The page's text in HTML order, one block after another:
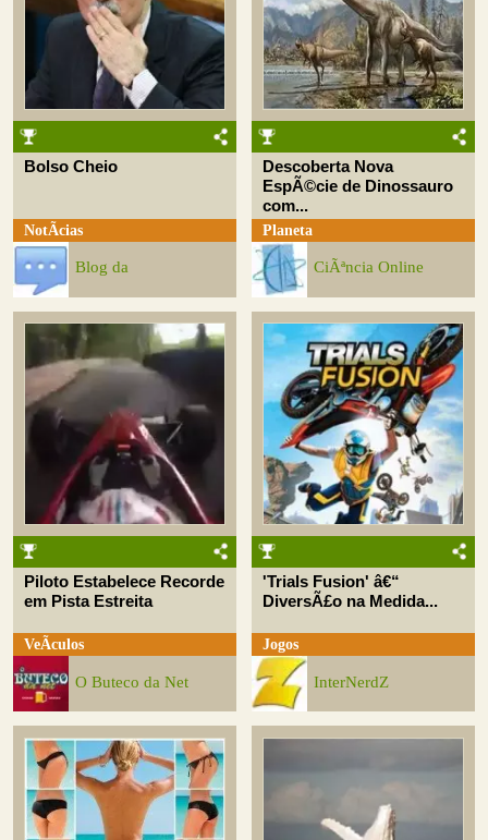
Bolso Cheio
NotÃ­cias
Blog da
Descoberta Nova
EspÃ©cie de Dinossauro
com...
Planeta
CiÃªncia Online
Piloto Estabelece Recorde
em Pista Estreita
VeÃ­culos
O Buteco da Net
'Trials Fusion' â€“
DiversÃ£o na Medida...
Jogos
InterNerdZ